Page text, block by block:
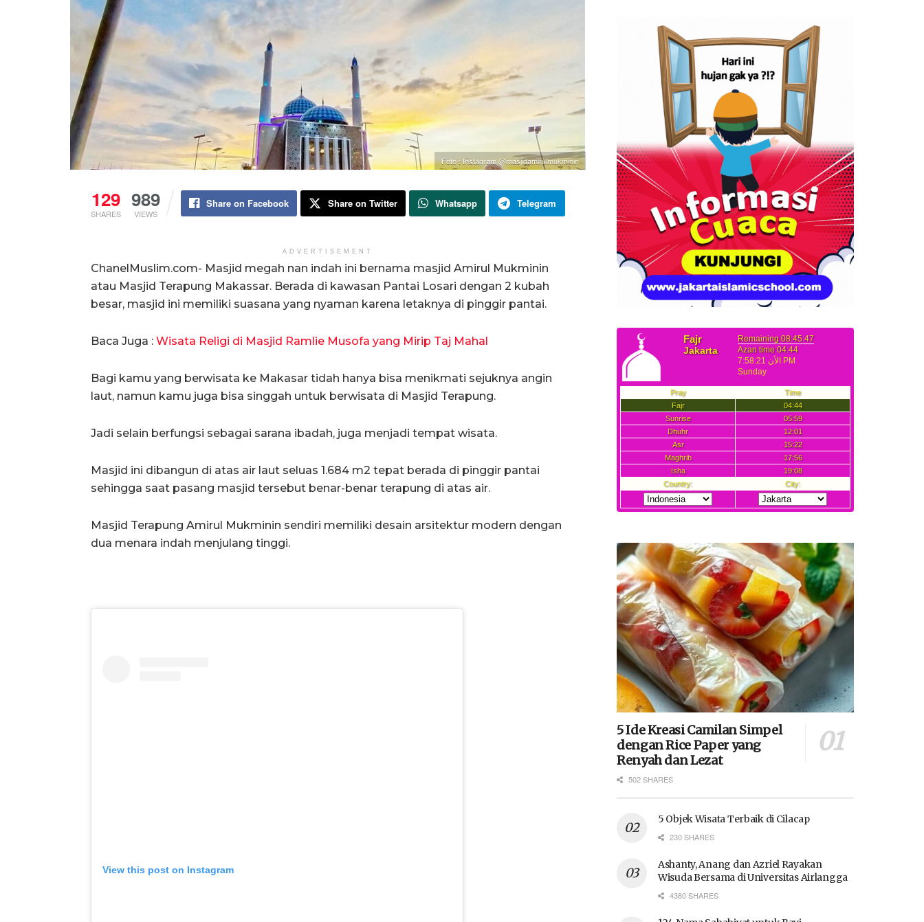
Foto : Instagram @masjidamirulmukminin
129
SHARES
989
VIEWS
Share on Facebook Share on Twitter Whatsapp Telegram
ADVERTISEMENT
ChanelMuslim.com- Masjid megah nan indah ini bernama masjid Amirul Mukminin
atau Masjid Terapung Makassar. Berada di kawasan Pantai Losari dengan 2 kubah
besar, masjid ini memiliki suasana yang nyaman karena letaknya di pinggir pantai.
Baca Juga : Wisata Religi di Masjid Ramlie Musofa yang Mirip Taj Mahal
Bagi kamu yang berwisata ke Makasar tidah hanya bisa menikmati sejuknya angin
laut, namun kamu juga bisa singgah untuk berwisata di Masjid Terapung.
Jadi selain berfungsi sebagai sarana ibadah, juga menjadi tempat wisata.
Masjid ini dibangun di atas air laut seluas 1.684 m2 tepat berada di pinggir pantai
sehingga saat pasang masjid tersebut benar-benar terapung di atas air.
Masjid Terapung Amirul Mukminin sendiri memiliki desain arsitektur modern dengan
dua menara indah menjulang tinggi.
View this post on Instagram
5 Ide Kreasi Camilan Simpel
dengan Rice Paper yang
Renyah dan Lezat
502 SHARES
5 Objek Wisata Terbaik di Cilacap
230 SHARES
Ashanty, Anang dan Azriel Rayakan
Wisuda Bersama di Universitas Airlangga
4380 SHARES